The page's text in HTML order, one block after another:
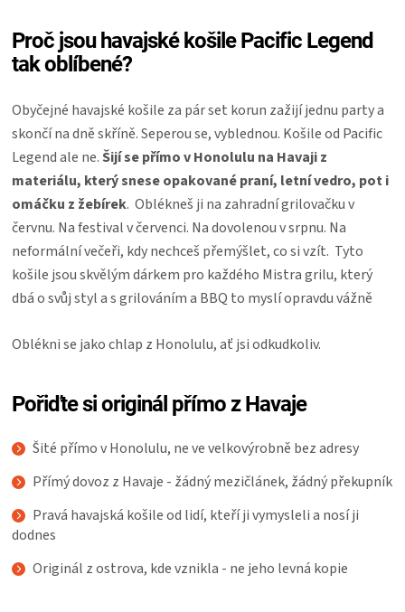
Proč jsou havajské košile Pacific Legend
tak oblíbené?
Obyčejné havajské košile za pár set korun zažijí jednu party a
skončí na dně skříně. Seperou se, vyblednou. Košile od Pacific
Legend ale ne.Šijí se přímo v Honolulu na Havaji z
materiálu, který snese opakované praní, letní vedro, pot i
omáčku z žebírek. Oblékneš ji na zahradní grilovačku v
červnu. Na festival v červenci. Na dovolenou v srpnu. Na
neformální večeři, kdy nechceš přemýšlet, co si vzít. Tyto
košile jsou skvělým dárkem pro každého Mistra grilu, který
dbá o svůj styl a s grilováním a BBQ to myslí opravdu vážně
Oblékni se jako chlap z Honolulu, ať jsi odkudkoliv.
Pořiďte si originál přímo z Havaje
Šité přímo v Honolulu, ne ve velkovýrobně bez adresy
Přímý dovoz z Havaje - žádný mezičlánek, žádný překupník
Pravá havajská košile od lidí, kteří ji vymysleli a nosí ji
dodnes
Originál z ostrova, kde vznikla - ne jeho levná kopie